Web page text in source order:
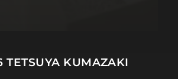
TETSUYA KUMAZAKI